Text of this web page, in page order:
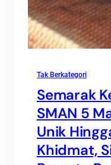
Tak Berkategori
Semarak
SMAN 5
Unik
Khidmat,